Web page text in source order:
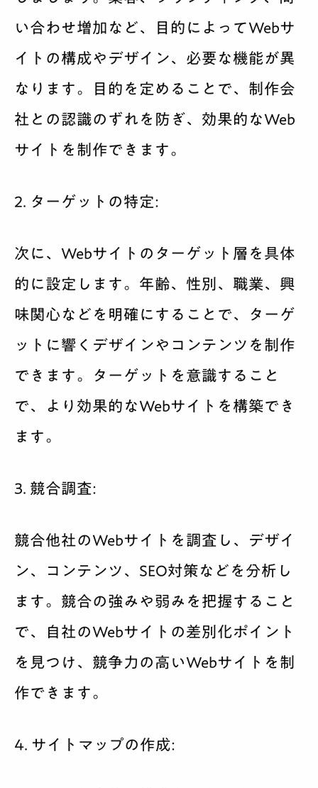
い合わせ増加など、目的によってWebサ
イトの構成やデザイン、必要な機能が異
なります。目的を定めることで、制作会
社との認識のずれを防ぎ、効果的なWeb
サイトを制作できます。
2. ターゲットの特定:
次に、Webサイトのターゲット層を具体
的に設定します。年齢、性別、職業、興
味関心などを明確にすることで、ターゲ
ットに響くデザインやコンテンツを制作
できます。ターゲットを意識すること
で、より効果的なWebサイトを構築でき
ます。
3. 競合調査:
競合他社のWebサイトを調査し、デザイ
ン、コンテンツ、SEO対策などを分析し
ます。競合の強みや弱みを把握すること
で、自社のWebサイトの差別化ポイント
を見つけ、競争力の高いWebサイトを制
作できます。
4. サイトマップの作成: